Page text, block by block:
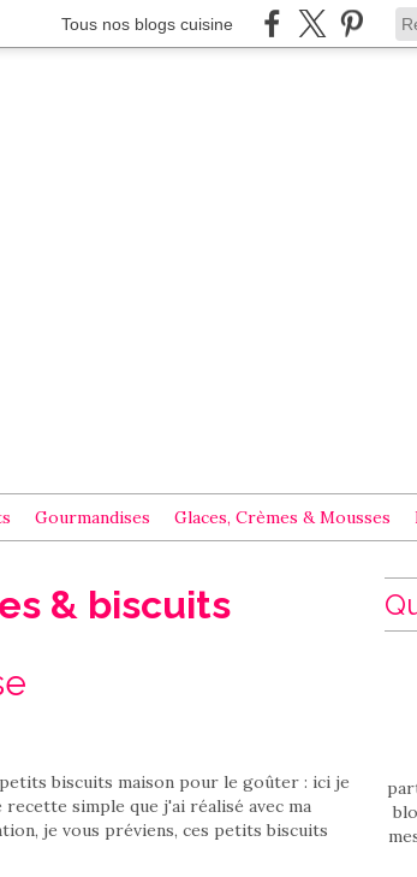
Tous nos blogs cuisine
Gourmandises Glaces, Crèmes & Mousses
& biscuits
biscuits maison pour le goûter : ici je
simple que j'ai réalisé avec ma
je vous préviens, ces petits biscuits